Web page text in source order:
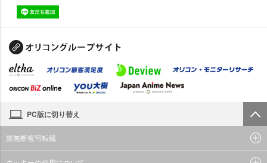
PC版に切り替え
禁無断複写転載